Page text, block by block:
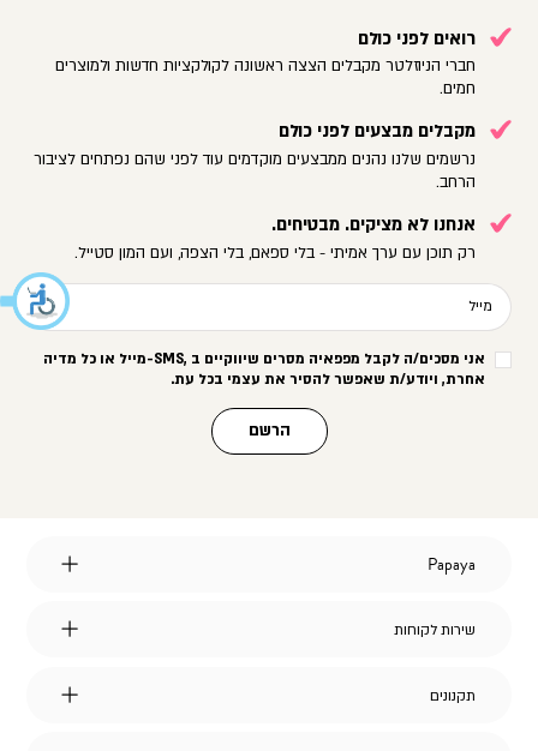
רואים לפני כולם
חברי הניוזלטר מקבלים הצצה ראשונה לקולקציות חדשות ולמוצרים
חמים.
מקבלים מבצעים לפני כולם
נרשמים שלנו נהנים ממבצעים מוקדמים עוד לפני שהם נפתחים לציבור
הרחב.
אנחנו לא מציקים. מבטיחים.
רק תוכן עם ערך אמיתי - בלי ספאם, בלי הצפה, ועם המון סטייל.
מייל
אני מסכים/ה לקבל מפפאיה מסרים שיווקיים ב -SMS,מייל או כל מדיה
אחרת, ויודע/ת שאפשר להסיר את עצמי בכל עת.
הרשם
Papaya
Papaya
הצהרת נגישות
שירות
שירות לקוחות
משלוחים
תקנונים
תקנונים